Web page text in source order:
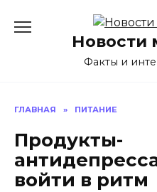
содержаниюНовости
Факты и
ГЛАВНАЯ » ПИТАНИЕ
Продукты-
войти в ритм